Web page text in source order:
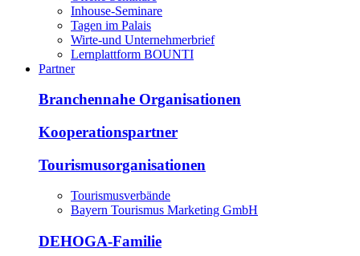
Inhouse-Seminare
Tagen im Palais
Wirte-und Unternehmerbrief
Lernplattform BOUNTI
Partner
Branchennahe Organisationen
Kooperationspartner
Tourismusorganisationen
Tourismusverbände
Bayern Tourismus Marketing GmbH
DEHOGA-Familie